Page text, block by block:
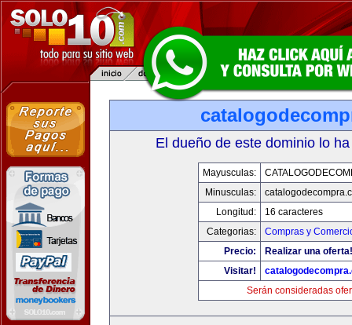
El dueño de este dominio lo
Mayusculas:
Minusculas:
Longitud:
16 caracteres
Categorias:
Compras y
Precio:
Realizar una oferta!
Visitar!
Serán consideradas